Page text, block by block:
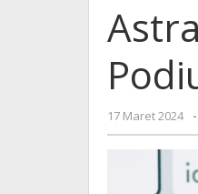
17 Maret 2024 -